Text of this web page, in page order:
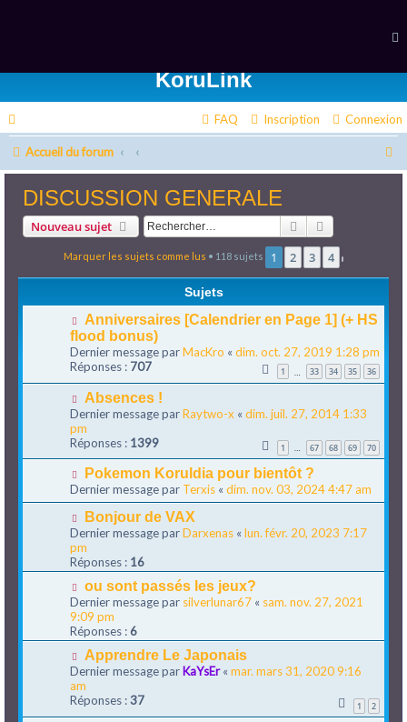
KoruLink
Connexion
Inscription
FAQ
Accueil du forum
e
DISCUSSION GENERALE
Nouveau sujet Rechercher
Marquer les sujets comme lus • 118 sujets 1 2 3 4
Sujets
Anniversaires [Calendrier en Page 1] (+ HS
flood bonus)
Dernier message parMacKro « dim. oct. 27, 2019 1:28 pm
Réponses : 707 1 33 34 35 36
Absences !
Dernier message parRaytwo-x « dim. juil. 27, 2014 1:33
pm
Réponses : 1399 1 … 67 68 69 70
Pokemon Koruldia pour bientôt ?
Dernier message par Terxis « dim. nov. 03, 2024 4:47 am
Bonjour de VAX
Dernier message parDarxenas « lun. févr. 20, 2023 7:17
pm
Réponses : 16
ou sont passés les jeux?
Dernier message par silverlunar67 « sam. nov. 27, 2021
9:09 pm
Réponses :6
Apprendre Le Japonais
Dernier message par KaYsEr« mar. mars 31, 2020 9:16
am
Réponses :37 1 2